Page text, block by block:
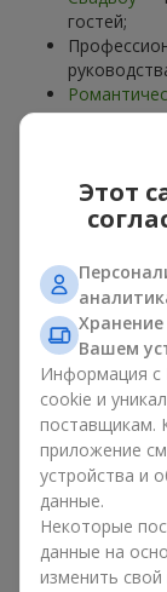
гостей;
Цветочная
возраста.
передать любые
поддержку,
Виды
Ассортимент
варианты на
хризантем
Этот
Вашем
Информация с
cookie и
поставщикам.
приложение
устройства и
данные.
Некоторые
данные на
изменить